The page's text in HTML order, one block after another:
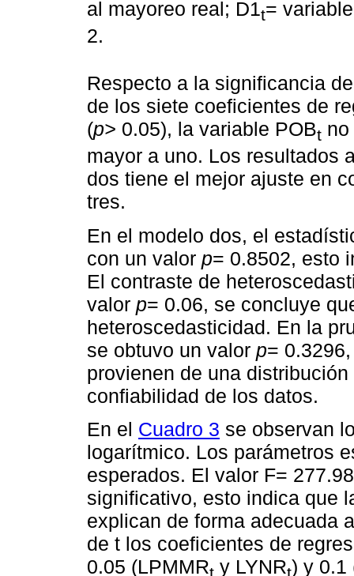
al mayoreo real; D1t=
2.
Respecto a la significancia
de los siete coeficientes de
(p> 0.05), la variable POBt
mayor a uno. Los resultados
dos tiene el mejor ajuste en
tres.
En el modelo dos, el
con un valor p= 0.8502, esto
El contraste de
valor p= 0.06, se concluye
heteroscedasticidad. En la
se obtuvo un valor p=
provienen de una
confiabilidad de los datos.
En el Cuadro 3 se observan
logarítmico. Los parámetros
esperados. El valor F=
significativo, esto indica que
explican de forma adecuada
de t los coeficientes de
0.05 (LPMMRt y LYNRt) y 0.1